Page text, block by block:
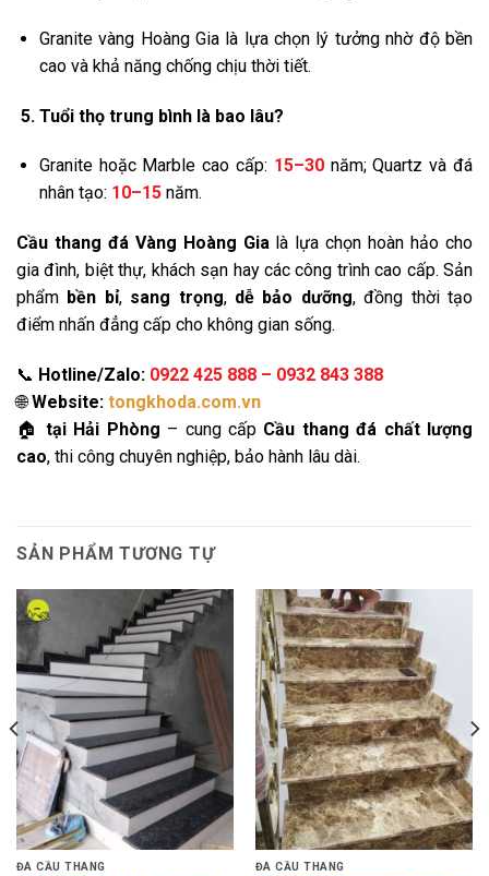
Granite vàng Hoàng Gia là lựa chọn lý tưởng nhờ độ bền
cao và khả năng chống chịu thời tiết.
Tuổi thọ trung bình là bao lâu?
Granite hoặc Marble cao cấp: 15–30năm; Quartz và đá
nhân tạo: 10–15năm.
Cầu thang đá Vàng Hoàng Gialà lựa chọn hoàn hảo cho
gia đình, biệt thự, khách sạn hay các công trình cao cấp. Sản
phẩm bền bỉ, sang trọng, dễ bảo dưỡng, đồng thời tạo
điểm nhấn đẳng cấp cho không gian sống.
📞 Hotline/Zalo: 0922 425 888 – 0932 843 388
🌐Website: tongkhoda.com.vn
🏠 tại Hải Phòng – cung cấp Cầu thang đá chất lượng
cao, thi công chuyên nghiệp, bảo hành lâu dài.
SẢN PHẨM TƯƠNG TỰ
ĐÁ CẦU THANG ĐÁ CẦU THANG